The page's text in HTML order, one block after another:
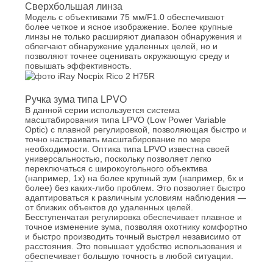
Сверхбольшая линза
Модель с объективами 75 мм/F1.0 обеспечивают
более четкое и ясное изображение. Более крупные
линзы не только расширяют диапазон обнаружения и
облегчают обнаружение удаленных целей, но и
позволяют точнее оценивать окружающую среду и
повышать эффективность.
Ручка зума типа LPVO
В данной серии используется система
масштабирования типа LPVO (Low Power Variable
Optic) с плавной регулировкой, позволяющая быстро и
точно настраивать масштабирование по мере
необходимости. Оптика типа LPVO известна своей
универсальностью, поскольку позволяет легко
переключаться с широкоугольного объектива
(например, 1x) на более крупный зум (например, 6x и
более) без каких-либо проблем. Это позволяет быстро
адаптироваться к различным условиям наблюдения —
от близких объектов до удаленных целей.
Бесступенчатая регулировка обеспечивает плавное и
точное изменение зума, позволяя охотнику комфортно
и быстро производить точный выстрел независимо от
расстояния. Это повышает удобство использования и
обеспечивает большую точность в любой ситуации.